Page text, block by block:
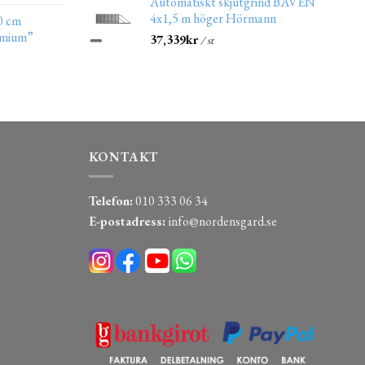
cm
4x1,5 m höger Hörmann
37,339kr/ st
KONTAKT
Telefon:010 333 06 34
E-postadress: info@nordensgard.se